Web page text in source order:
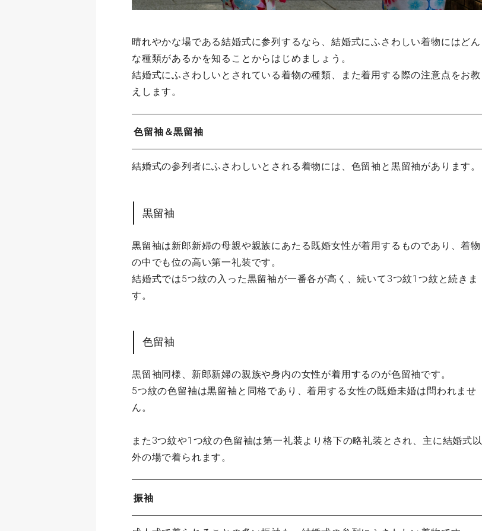
晴れやかな場である結婚式に参列するなら、結婚式にふさわしい着物にはどん
な種類があるかを知ることからはじめましょう。
結婚式にふさわしいとされている着物の種類、また着用する際の注意点をお教
えします。
色留袖＆黒留袖
結婚式の参列者にふさわしいとされる着物には、色留袖と黒留袖があります。
黒留袖
黒留袖は新郎新婦の母親や親族にあたる既婚女性が着用するものであり、着物
の中でも位の高い第一礼装です。
結婚式では5つ紋の入った黒留袖が一番各が高く、続いて3つ紋1つ紋と続きま
す。
色留袖
黒留袖同様、新郎新婦の親族や身内の女性が着用するのが色留袖です。
5つ紋の色留袖は黒留袖と同格であり、着用する女性の既婚未婚は問われませ
ん。
また3つ紋や1つ紋の色留袖は第一礼装より格下の略礼装とされ、主に結婚式以
外の場で着られます。
振袖